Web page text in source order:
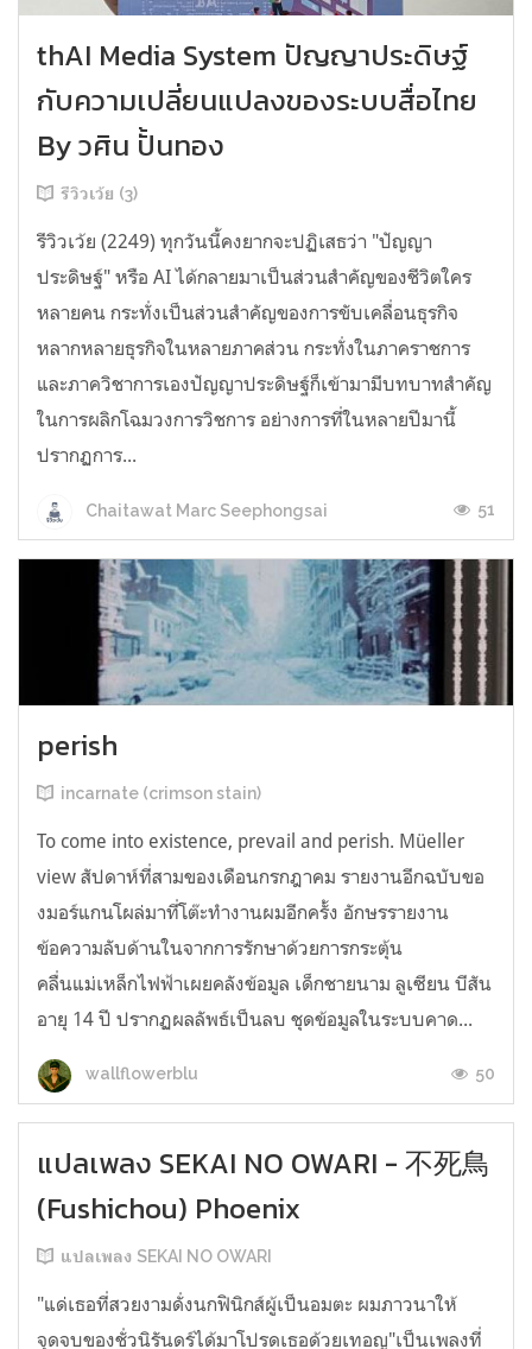
thAI Media System ปัญญาประดิษฐ์
กับความเปลี่ยนแปลงของระบบสื่อไทย
By วศิน ปั้นทอง
รีวิวเว้ย (3)
รีวิวเว้ย (2249) ทุกวันนี้คงยากจะปฏิเสธว่า "ปัญญา
ประดิษฐ์" หรือ AI ได้กลายมาเป็นส่วนสำคัญของชีวิตใคร
หลายคน กระทั่งเป็นส่วนสำคัญของการขับเคลื่อนธุรกิจ
หลากหลายธุรกิจในหลายภาคส่วน กระทั่งในภาคราชการ
และภาควิชาการเองปัญญาประดิษฐ์ก็เข้ามามีบทบาทสำคัญ
ในการผลิกโฉมวงการวิชการ อย่างการที่ในหลายปีมานี้
ปรากฏการ...
Chaitawat Marc Seephongsai 51
perish
incarnate (crimson stain)
To come into existence, prevail and perish. Müeller
view สัปดาห์ที่สามของเดือนกรกฎาคม รายงานอีกฉบับขอ
งมอร์แกนโผล่มาที่โต๊ะทำงานผมอีกครั้ง อักษรรายงาน
ข้อความลับด้านในจากการรักษาด้วยการกระตุ้น
คลื่นแม่เหล็กไฟฟ้าเผยคลังข้อมูล เด็กชายนาม ลูเซียน บีสัน
อายุ 14 ปี ปรากฏผลลัพธ์เป็นลบ ชุดข้อมูลในระบบคาด...
wallflowerblu 50
แปลเพลง SEKAI NO OWARI - 不死鳥
(Fushichou) Phoenix
แปลเพลง SEKAI NO OWARI
"แด่เธอที่สวยงามดั่งนกฟินิกส์ผู้เป็นอมตะ ผมภาวนาให้
จุดจบของชั่วนิรันดร์ได้มาโปรดเธอด้วยเทอญ"เป็นเพลงที่